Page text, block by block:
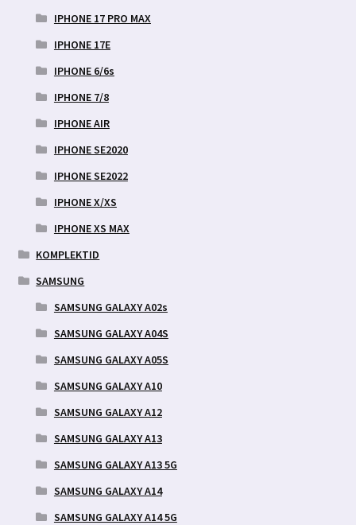
IPHONE 17 PRO MAX
IPHONE 17E
IPHONE 6/6s
IPHONE 7/8
IPHONE AIR
IPHONE SE2020
IPHONE SE2022
IPHONE X/XS
IPHONE XS MAX
KOMPLEKTID
SAMSUNG
SAMSUNG GALAXY A02s
SAMSUNG GALAXY A04S
SAMSUNG GALAXY A05S
SAMSUNG GALAXY A10
SAMSUNG GALAXY A12
SAMSUNG GALAXY A13
SAMSUNG GALAXY A13 5G
SAMSUNG GALAXY A14
SAMSUNG GALAXY A14 5G